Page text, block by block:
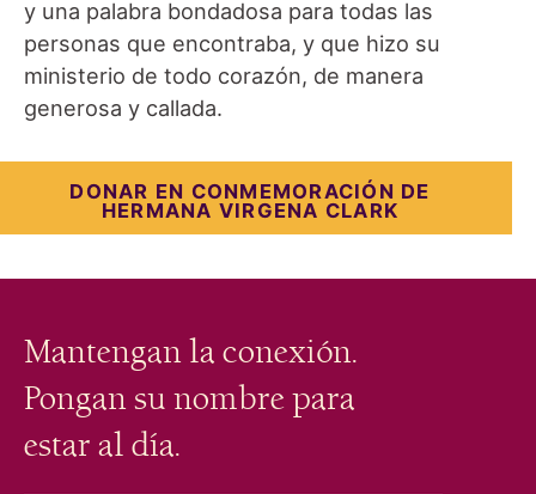
y una palabra bondadosa para todas las
personas que encontraba, y que hizo su
ministerio de todo corazón, de manera
generosa y callada.
DONAR EN CONMEMORACIÓN DE
HERMANA VIRGENA CLARK
Mantengan la conexión.
Pongan su nombre para
estar al día.